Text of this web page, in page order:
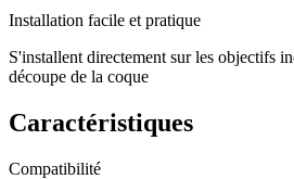
Installation facile et pratique
S'installent directement sur les objectifs
découpe de la coque
Caractéristiques
Compatibilité